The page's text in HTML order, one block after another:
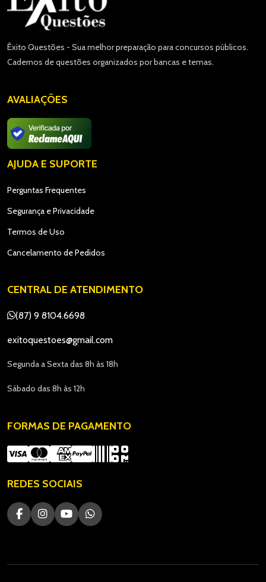
Êxito Questões - Sua melhor preparação para concursos públicos.
Cadernos de questões organizados por bancas e temas.
AVALIAÇÕES
AJUDA E SUPORTE
Perguntas Frequentes
Segurança e Privacidade
Termos de Uso
Cancelamento de Pedidos
CENTRAL DE ATENDIMENTO
(87) 9 8104.6698
exitoquestoes@gmail.com
Segunda a Sexta das 8h às 18h
Sábado das 8h às 12h
FORMAS DE PAGAMENTO
REDES SOCIAIS